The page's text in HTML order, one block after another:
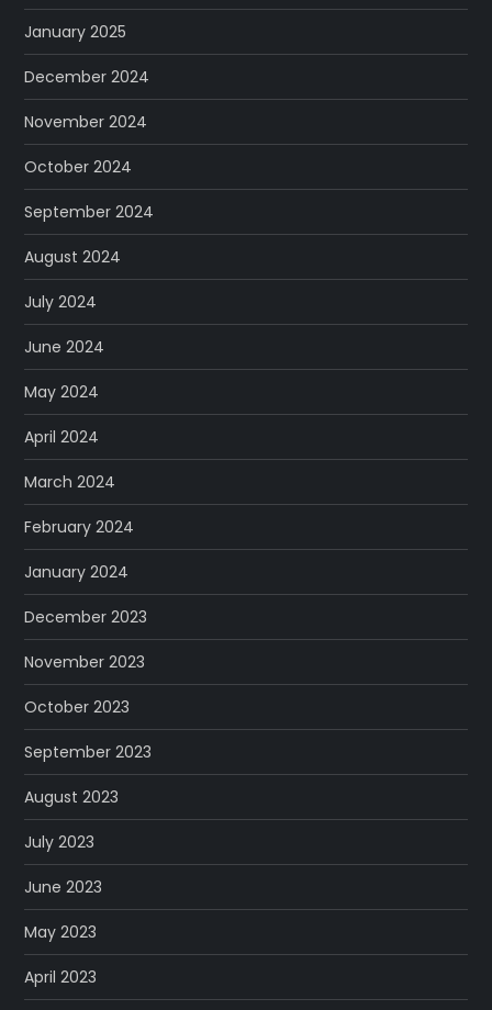
January 2025
December 2024
November 2024
October 2024
September 2024
August 2024
July 2024
June 2024
May 2024
April 2024
March 2024
February 2024
January 2024
December 2023
November 2023
October 2023
September 2023
August 2023
July 2023
June 2023
May 2023
April 2023